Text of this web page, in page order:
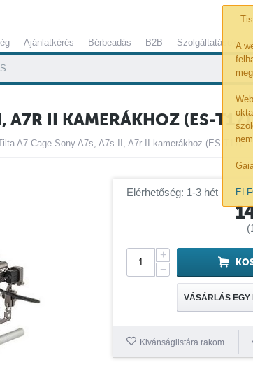
A
Ajánlatkérés Bérbeadás B2B Szolgáltatások
A7R II KAMERÁKHOZ (ES-T17)
A7 Cage Sony A7s, A7s II, A7r II kamerákhoz (ES-T17)
Elérhetőség: 1-3 hét
(
+
−
VÁSÁRLÁS EGY
Kivánságlistára rakom